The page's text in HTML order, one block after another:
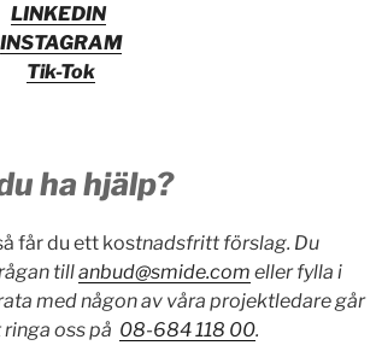
LINKEDIN
INSTAGRAM
Tik-Tok
ha hjälp?
får du ett kostnadsfritt förslag. Du
tillanbud@smide.com eller fylla i
med någon av våra projektledare går
oss på 08-684 118 00.